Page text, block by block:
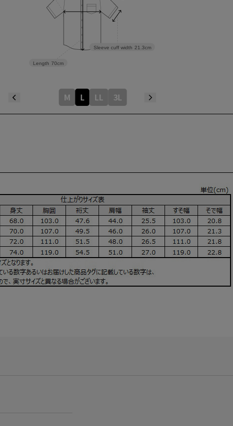
Sleeve cuff width 21.3cm
Length 70cm
M L LL 3L